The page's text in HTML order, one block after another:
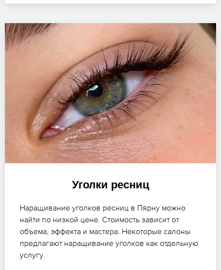
Уголки ресниц
Наращивание уголков ресниц в Пярну можно
найти по низкой цене. Стоимость зависит от
объема, эффекта и мастера. Некоторые салоны
предлагают наращивание уголков как отдельную
услугу.